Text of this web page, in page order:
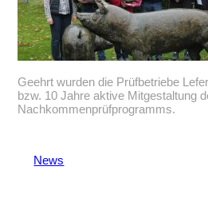
Geehrt wurden die Prüfbetriebe
bzw. 10 Jahre aktive Mitgestaltung
Nachkommenprüfprogramms.
News